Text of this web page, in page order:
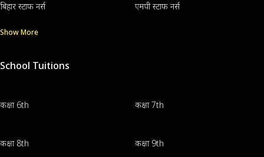
बिहार स्टाफ नर्स एमपी स्टाफ नर्स
Show More
School Tuitions
कक्षा 6th कक्षा 7th
कक्षा 8th कक्षा 9th